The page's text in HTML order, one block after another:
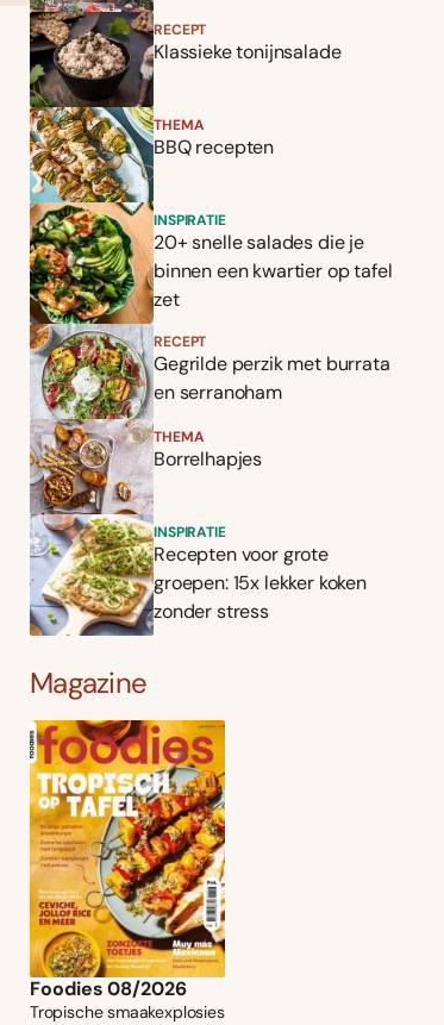
RECEPT
Klassieke tonijnsalade
THEMA
BBQ recepten
INSPIRATIE
20+ snelle salades die je
binnen een kwartier op tafel
zet
RECEPT
Gegrilde perzik met burrata
en serranoham
THEMA
Borrelhapjes
INSPIRATIE
Recepten voor grote
groepen: 15x lekker koken
zonder stress
Magazine
Foodies 08/2026
Tropische smaakexplosies